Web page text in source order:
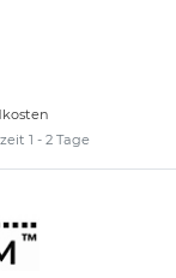
1 - 2 Tage